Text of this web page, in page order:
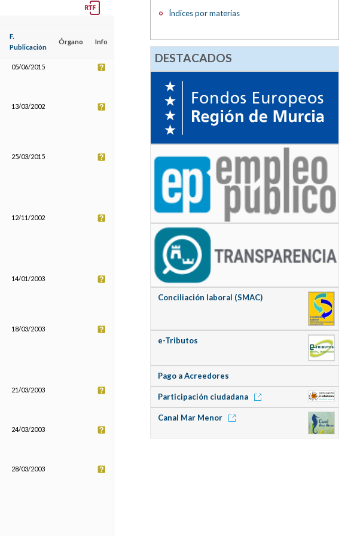
F.
Publicación
Órgano Info
05/06/2015
13/03/2002
25/03/2015
12/11/2002
14/01/2003
18/03/2003
21/03/2003
24/03/2003
28/03/2003
Índices por materias
DESTACADOS
Conciliación laboral (SMAC)
e-Tributos
Pago a Acreedores
Participación ciudadana
Canal Mar Menor